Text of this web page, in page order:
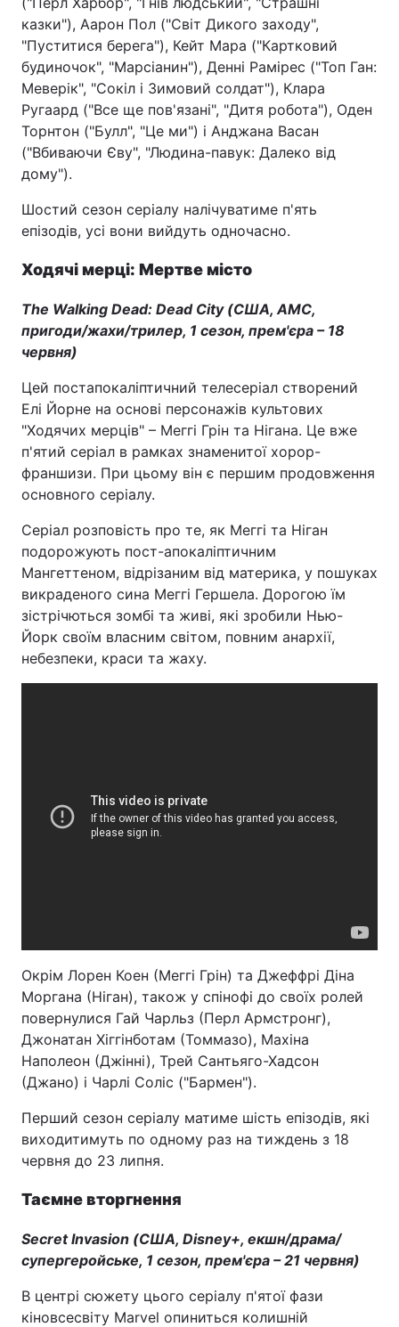
казки"), Аарон Пол ("Світ Дикого заходу",
"Пуститися берега"), Кейт Мара ("Картковий
будиночок", "Марсіанин"), Денні Рамірес ("Топ Ган:
Меверік", "Сокіл і Зимовий солдат"), Клара
Ругаард ("Все ще пов'язані", "Дитя робота"), Оден
Торнтон ("Булл", "Це ми") і Анджана Васан
("Вбиваючи Єву", "Людина-павук: Далеко від
дому").
Шостий сезон серіалу налічуватиме п'ять
епізодів, усі вони вийдуть одночасно.
Ходячі мерці: Мертве місто
The Walking Dead: Dead City (США, AMC,
пригоди/жахи/трилер, 1 сезон, прем'єра – 18
червня)
Цей постапокаліптичний телесеріал створений
Елі Йорне на основі персонажів культових
"Ходячих мерців" – Меггі Грін та Нігана. Це вже
п'ятий серіал в рамках знаменитої хорор-
франшизи. При цьому він є першим продовження
основного серіалу.
Серіал розповість про те, як Меггі та Ніган
подорожують пост-апокаліптичним
Мангеттеном, відрізаним від материка, у пошуках
викраденого сина Меггі Гершела. Дорогою їм
зістрічються зомбі та живі, які зробили Нью-
Йорк своїм власним світом, повним анархії,
небезпеки, краси та жаху.
Окрім Лорен Коен (Меггі Грін) та Джеффрі Діна
Моргана (Ніган), також у спінофі до своїх ролей
повернулися Гай Чарльз (Перл Армстронг),
Джонатан Хіггінботам (Томмазо), Махіна
Наполеон (Джінні), Трей Сантьяго-Хадсон
(Джано) і Чарлі Соліс ("Бармен").
Перший сезон серіалу матиме шість епізодів, які
виходитимуть по одному раз на тиждень з 18
червня до 23 липня.
Таємне вторгнення
Secret Invasion (США, Disney+, екшн/драма/
супергеройське, 1 сезон, прем'єра – 21 червня)
В центрі сюжету цього серіалу п'ятої фази
кіновсесвіту Marvel опиниться колишній